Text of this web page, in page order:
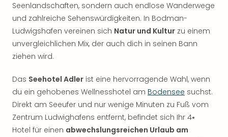
Seenlandschaften, sondern auch endlose Wanderwege
und zahlreiche Sehenswürdigkeiten. In Bodman-
Ludwigshafen vereinen sich Natur und Kultur zu einem
unvergleichlichen Mix, der auch dich in seinen Bann
ziehen wird.
Das Seehotel Adler ist eine hervorragende Wahl, wenn
du ein gehobenes Wellnesshotel am Bodensee suchst.
Direkt am Seeufer und nur wenige Minuten zu Fuß vom
Zentrum Ludwighafens entfernt, befindet sich Ihr 4⭑
Hotel für einen abwechslungsreichen Urlaub am